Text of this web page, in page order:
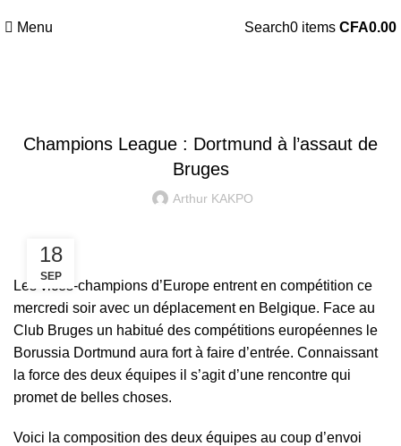
Menu Search0 items CFA0.00
Champions League : Dortmund à l’assaut de
Bruges
Arthur KAKPO
18
SEP
Les vices-champions d’Europe entrent en compétition ce
mercredi soir avec un déplacement en Belgique. Face au
Club Bruges un habitué des compétitions européennes le
Borussia Dortmund aura fort à faire d’entrée. Connaissant
la force des deux équipes il s’agit d’une rencontre qui
promet de belles choses.
Voici la composition des deux équipes au coup d’envoi